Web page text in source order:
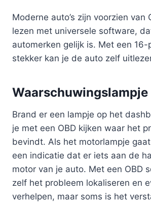
Moderne auto’s zijn voorzien van
lezen met universele software,
automerken gelijk is. Met een 16-
stekker kan je de auto zelf
Brand er een lampje op het
je met een OBD kijken waar het
bevindt. Als het motorlampje
een indicatie dat er iets aan de
motor van je auto. Met een OBD
zelf het probleem lokaliseren en
verhelpen, maar soms is het